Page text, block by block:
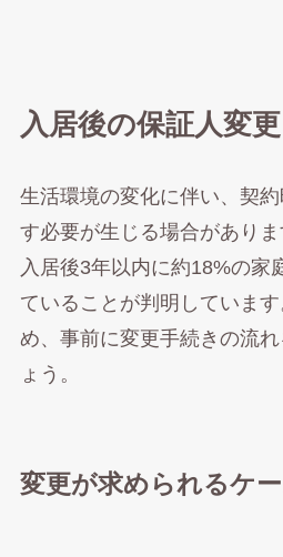
入居後の保証人変
生活環境の変化に伴い、契
す必要が生じる場合がありま
入居後3年以内に約18%の家
ていることが判明していま
め、事前に変更手続きの流
ょう。
変更が求められるケ